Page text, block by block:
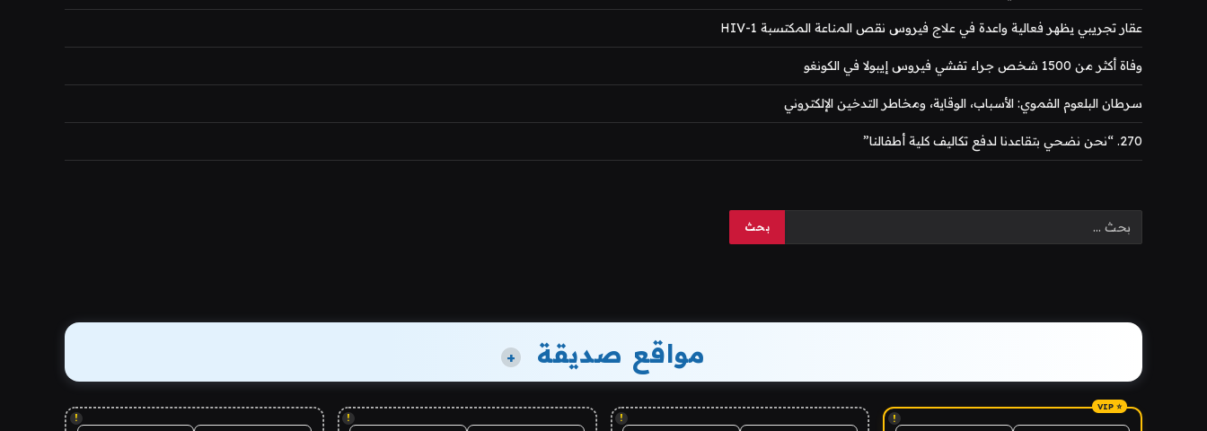
عقار تجريبي يظهر فعالية واعدة في علاج فيروس نقص المناعة المكتسبة HIV-1
وفاة أكثر من 1500 شخص جراء تفشي فيروس إيبولا في الكونغو
سرطان البلعوم الفموي: الأسباب، الوقاية، ومخاطر التدخين الإلكتروني
270. “نحن نضحي بتقاعدنا لدفع تكاليف كلية أطفالنا”
مواقع صديقة +
!
!
!
!